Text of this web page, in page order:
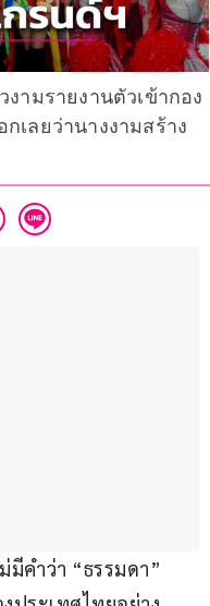
ามรายงานตัวเข้ากอง
เลยว่านางงามสร้าง
มีคำว่า “ธรรมดา”